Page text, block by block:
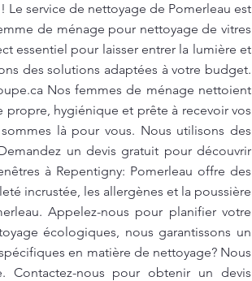
service de nettoyage de Pomerleau est
de ménage pour nettoyage de vitres
essentiel pour laisser entrer la lumière et
des solutions adaptées à votre budget.
Nos femmes de ménage nettoient
propre, hygiénique et prête à recevoir vos
là pour vous. Nous utilisons des
un devis gratuit pour découvrir
à Repentigny: Pomerleau offre des
incrustée, les allergènes et la poussière
Appelez-nous pour planifier votre
écologiques, nous garantissons un
en matière de nettoyage? Nous
nous pour obtenir un devis